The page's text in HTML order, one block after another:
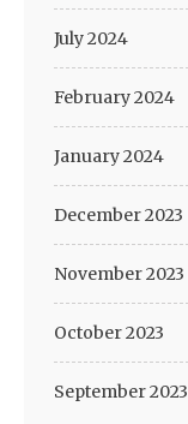
July 2024
February 2024
January 2024
December 2023
November 2023
October 2023
September 2023